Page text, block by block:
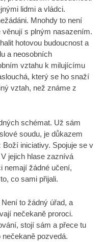
lidmi a vládci.
Mnohdy to není
s plným nasazením.
hotovou budoucnost a
a neosobních
vztahu k milujícímu
který se ho snaží
vztah, než známe z
schémat. Už sám
soudu, je důkazem
iniciativy. Spojuje se v
jejich hlase zaznívá
nemají žádné učení,
co sami přijali.
Není to žádný úřad, a
nečekaně proroci.
stojí sám a přece tu
pozvedá.